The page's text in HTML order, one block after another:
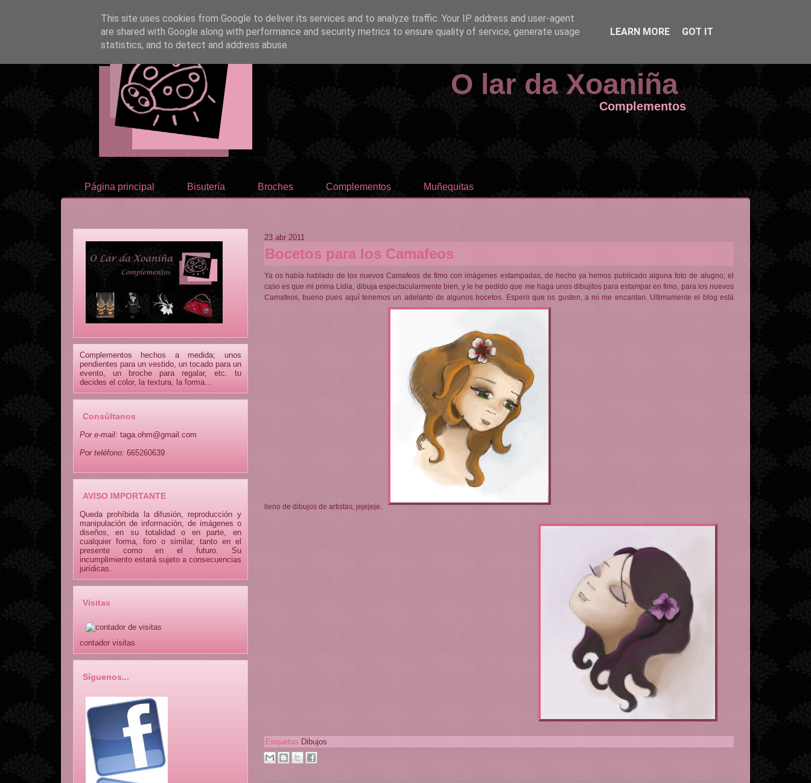
O lar da Xoaniña
Complementos
Página principal Bisutería Broches Complementos Muñequitas
Complementos hechos a medida; unos
pendientes para un vestido, un tocado para un
evento, un broche para regalar, etc. tu
decides el color, la textura, la forma...
Consúltanos
Por e-mail: taga.ohm@gmail.com
Por teléfono: 665260639
AVISO IMPORTANTE
Queda prohíbida la difusión, reproducción y
manipulación de información, de imágenes o
diseños, en su totalidad o en parte, en
cualquier forma, foro o similar, tanto en el
presente como en el futuro. Su
incumplimiento estará sujeto a consecuencias
jurídicas.
Visitas
contador visitas
Síguenos...
23 abr 2011
Bocetos para los Camafeos
Ya os había hablado de los nuevos Camafeos de fimo con imágenes estampadas, de hecho ya hemos publicado alguna foto de alugno; el
caso es que mi prima Lidia, dibuja espectacularmente bien, y le he pedido que me haga unos dibujitos para estampar en fimo, para los nuevos
Camafeos, bueno pues aquí tenemos un adelanto de algunos bocetos. Espero que os gusten, a mí me encantan. Ultimamente el blog está
lleno de dibujos de artistas, jejejeje.
Etiquetas: Dibujos
This site uses cookies from Google to deliver its services and to analyze traffic. Your IP address and user-agent
are shared with Google along with performance and security metrics to ensure quality of service, generate usage
statistics, and to detect and address abuse.
LEARN MORE GOT IT